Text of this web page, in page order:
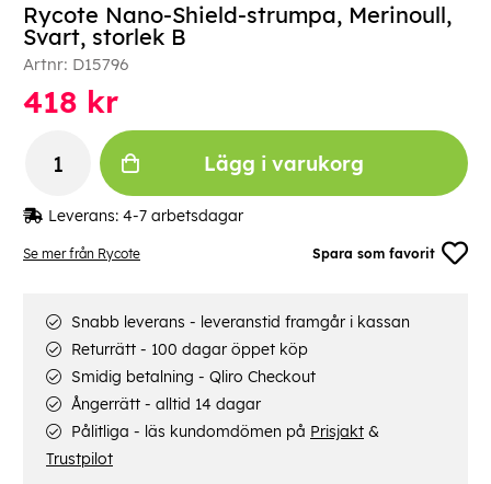
Se mer från Rycote Spara som favorit
Rycote Nano-Shield-strumpa, Merinoull,
Svart, storlek B
Artnr: D15796
418 kr
Lägg i varukorg
Leverans: 4-7 arbetsdagar
Snabb leverans - leveranstid framgår i kassan
Returrätt - 100 dagar öppet köp
Smidig betalning - Qliro Checkout
Ångerrätt - alltid 14 dagar
Pålitliga - läs kundomdömen på Prisjakt &
Trustpilot